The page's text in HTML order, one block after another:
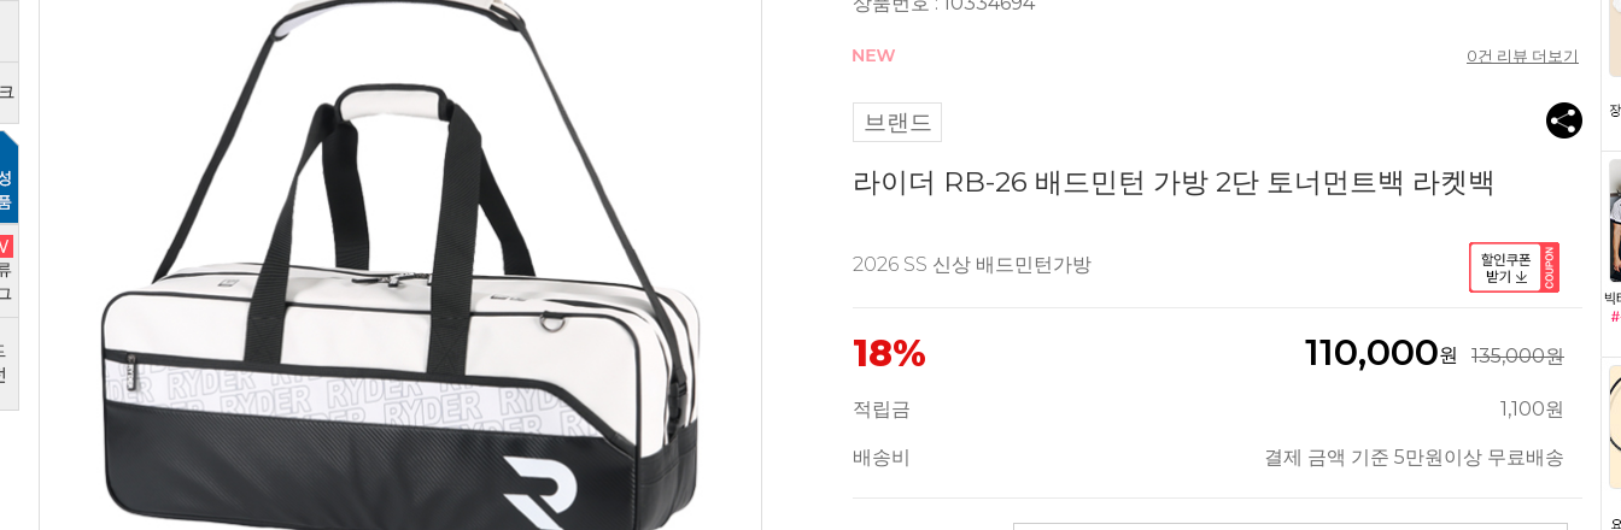
0건 리뷰 더보기
브랜드
라이더 RB-26 배드민턴 가방 2단 토너먼트백 라켓백
2026 SS 신상 배드민턴가방
18% 110,000원 135,000원
적립금 1,100원
배송비 결제 금액 기준 5만원이상 무료배송